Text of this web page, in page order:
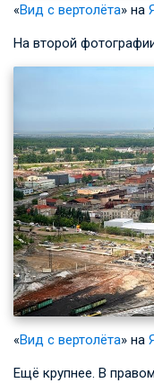
«Вид с вертолёта» на
На второй
«Вид с вертолёта» на
Ещё крупнее. В